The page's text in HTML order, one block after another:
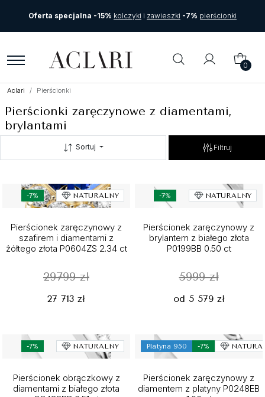
Oferta specjalna -15% kolczyki i zawieszki -7% pierścionki
0
Aclari Pierścionki
Pierścionki zaręczynowe z diamentami,
brylantami
Sortuj Filtruj
-7% NATURALNY
Pierścionek zaręczynowy z
szafirem i diamentami z
żółtego złota P0604ZS 2.34 ct
29799 zł
27 713 zł
-7% NATURALNY
Pierścionek zaręczynowy z
brylantem z białego złota
P0199BB 0.50 ct
5999 zł
od 5 579 zł
-7% NATURALNY
Pierścionek obrączkowy z
diamentami z białego złota
Platyna 950 -7%
Pierścionek zaręczynowy z
diamentem z platyny P0248EB